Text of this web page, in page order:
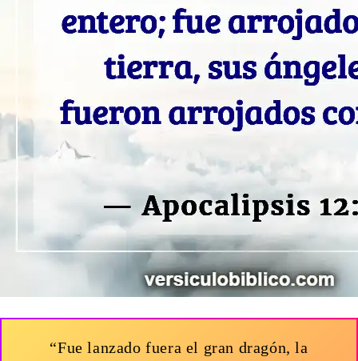
“Fue lanzado fuera el gran dragón, la